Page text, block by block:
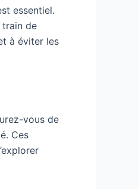
essentiel.
train de
à éviter les
vous de
Ces